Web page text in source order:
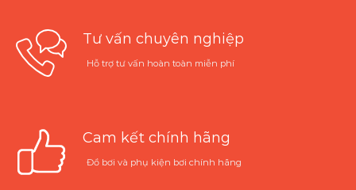
Tư vấn chuyên nghiệp
Hỗ trợ tư vấn hoàn toàn miễn phí
Cam kết chính hãng
Đồ bơi và phụ kiện bơi chính hãng